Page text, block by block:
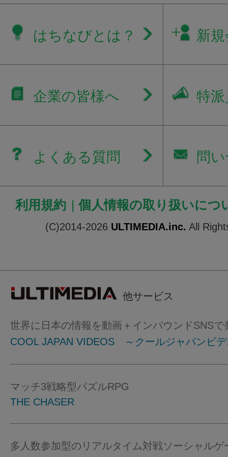
はちなびとは？ 新
企業の皆様へ 特
よくある質問 問
利用規約 | 個人情報の取り扱いにつ
(C)2014-2026 ULTIMEDIA.inc. All
他サービス
世界に日本の情報を動画＋インバウンドSNSで
COOL JAPAN VIDEOS ～クールジャパンビ
マッチ3戦略型パズルRPG
THE CHASER
多人数参加型のリアルタイム対戦ソーシャルゲ